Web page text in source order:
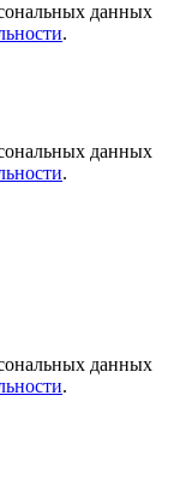
данных
.
данных
.
данных
.